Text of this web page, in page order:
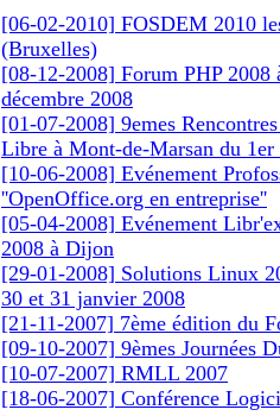
[06-02-2010] FOSDEM 2010
(Bruxelles)
[08-12-2008] Forum PHP 2008
décembre 2008
[01-07-2008] 9emes
Libre à Mont-de-Marsan du
[10-06-2008] Evénement
''OpenOffice.org en entreprise''
[05-04-2008] Evénement
2008 à Dijon
[29-01-2008] Solutions Linux
30 et 31 janvier 2008
[21-11-2007] 7ème édition du
[09-10-2007] 9èmes Journées
[10-07-2007] RMLL 2007
[18-06-2007] Conférence